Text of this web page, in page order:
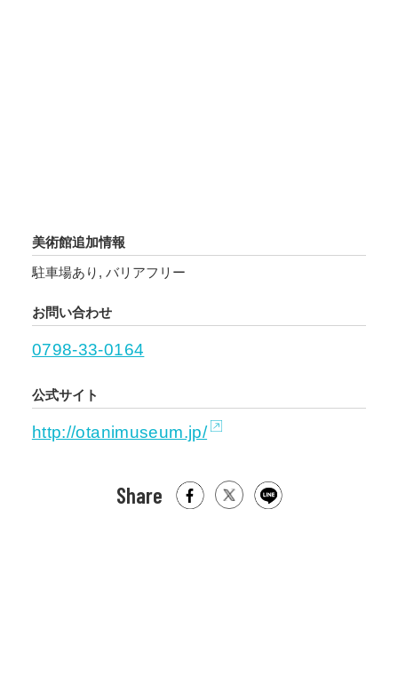
美術館追加情報
駐車場あり, バリアフリー
お問い合わせ
0798-33-0164
公式サイト
http://otanimuseum.jp/
Share